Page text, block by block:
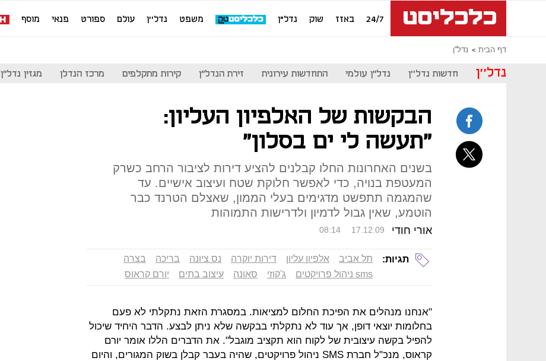
24/7 באזז שוק נדל"ן משפט נדל''ן עולם ספורט פנאי מוסף
דף הבית נדל''ן
נדל''ן חדשות נדל''ן נדל"ן עולמי התחדשות עירונית זירת הנדל"ן קירות מתקלפים מרכז הנדלן מגזין נדל"ן 2022
הבקשות של האלפיון העליון:
"תעשה לי ים בסלון"
בשנים האחרונות החלו קבלנים להציע דירות לציבור הרחב כשרק
המעטפת בנויה, כדי לאפשר חלוקת שטח ועיצוב אישיים. עד
שהמגמה תתפשט מדגימים בעלי הממון, שאצלם הטרנד כבר
הוטמע, שאין גבול לדמיון ולדרישות התמוהות
אורי חודי 08:14 17.12.09
תגיות: תל אביב אלפיון עליון דירות יוקרה נס ציונה בריכה
בצרה
sms ניהול פרויקטים
ג'קוזי סאונה עיצוב בתים יורם קראוס
"אנחנו מנהלים את הפיכת החלום למציאות. במסגרת הזאת נתקלתי לא פעם
בחלומות יוצאי דופן, אך עוד לא נתקלתי בבקשה שלא ניתן לבצע. הדבר היחיד שיכול
להפיל בקשה עיצובית של לקוח הוא תקציב מוגבל". את הדברים הללו אומר יורם
קראוס, מנכ"ל חברת SMS ניהול פרויקטים, שהיה בעבר קבלן בשוק המגורים, והיום